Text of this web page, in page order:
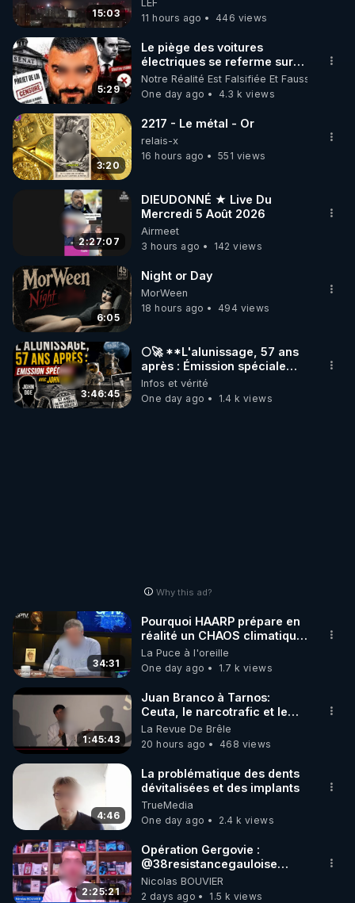
15:03
LEF
11 hours ago
446 views
5:29
Le piège des voitures
électriques se referme sur
les usagers !
Notre Réalité Est Falsifiée Et Fausse
One day ago
4.3 k views
3:20
2217 - Le métal - Or
relais-x
16 hours ago
551 views
2:27:07
DIEUDONNÉ ★ Live Du
Mercredi 5 Août 2026
Airmeet
3 hours ago
142 views
6:05
Night or Day
MorWeen
18 hours ago
494 views
3:46:45
🌕🚀 **L'alunissage, 57 ans
après : Émission spéciale
avec John Doe !** 👨 🚀✨
Infos et vérité
One day ago
1.4 k views
Why this ad?
34:31
Pourquoi HAARP prépare en
réalité un CHAOS climatique,
on répond
La Puce à l'oreille
One day ago
1.7 k views
1:45:43
Juan Branco à Tarnos:
Ceuta, le narcotrafic et le
pouvoir en France
La Revue De Brêle
20 hours ago
468 views
4:46
La problématique des dents
dévitalisées et des implants
TrueMedia
One day ago
2.4 k views
2:25:21
Opération Gergovie :
‪@38resistancegauloise‬
‪@MarionSigautOfficiel‬
‪@gladysriifard5710‬ Laëtitia
Nicolas BOUVIER
2 days ago
1.5 k views